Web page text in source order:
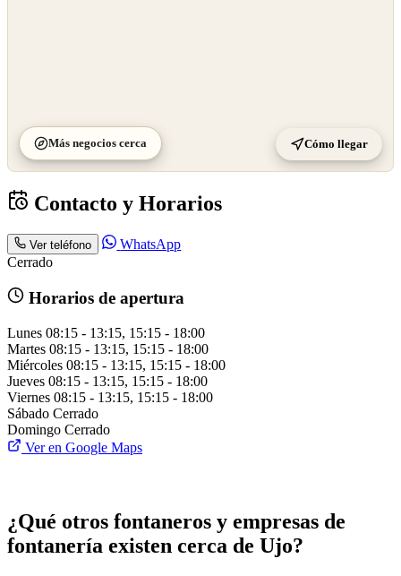
Más negocios cerca Cómo llegar
Contacto y Horarios
Ver teléfono
WhatsApp
Cerrado
Horarios de apertura
Lunes 08:15 - 13:15, 15:15 - 18:00
Martes 08:15 - 13:15, 15:15 - 18:00
Miércoles 08:15 - 13:15, 15:15 - 18:00
Jueves 08:15 - 13:15, 15:15 - 18:00
Viernes 08:15 - 13:15, 15:15 - 18:00
Sábado Cerrado
Domingo Cerrado
Ver en Google Maps
¿Qué otros fontaneros y empresas de
fontanería existen cerca de Ujo?